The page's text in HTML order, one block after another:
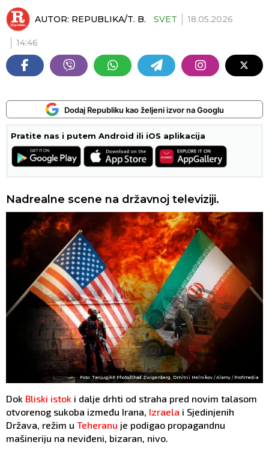
AUTOR: REPUBLIKA/T. B. SVET 18.05.2026
14:46
Dodaj Republiku kao željeni izvor na Googlu
Pratite nas i putem Android ili iOS aplikacija
Nadrealne scene na državnoj televiziji.
Foto: Tanjug/AP Photo/Ohad Zwigenberg, Dmitrii Melnikov / Alamy / Profimedia
Dok Bliski istok i dalje drhti od straha pred novim talasom
otvorenog sukoba između Irana, Izraela i Sjedinjenih
Država, režim u Teheranu je podigao propagandnu
mašineriju na neviđeni, bizaran, nivo.